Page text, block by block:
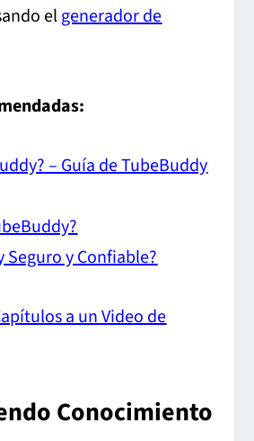
elgenerador de
– Guía de TubeBuddy
Seguro y Confiable?
a un Video de
Conocimiento